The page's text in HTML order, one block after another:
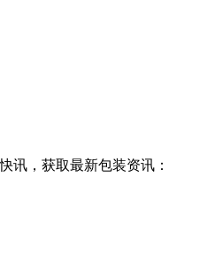
讯，获取最新包装资讯：